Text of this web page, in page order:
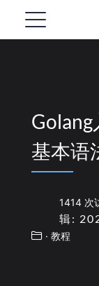
基本语
1414 次
辑:
· 教程